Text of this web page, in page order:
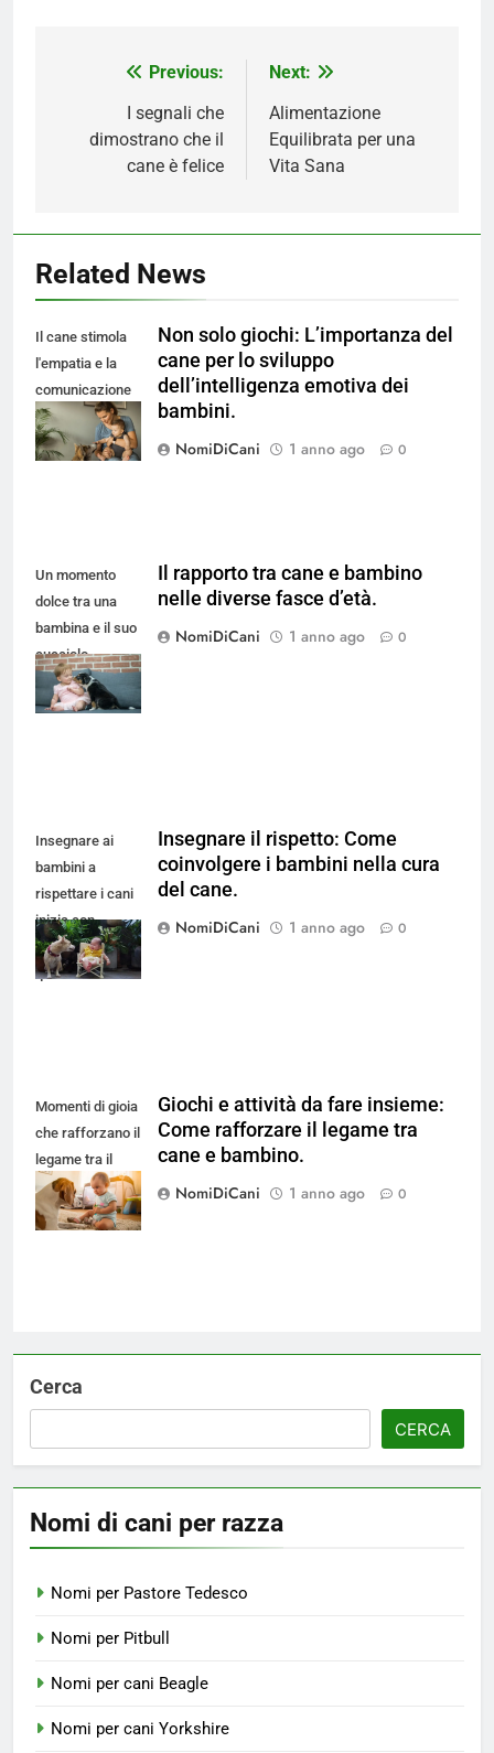
Navigazione
articoli
Previous:
I segnali che
dimostrano che il
cane è felice
Next:
Alimentazione
Equilibrata per una
Vita Sana
Related News
Il cane stimola
l'empatia e la
comunicazione
nei bambini fin
dalla nascita.
Non solo giochi: L’importanza del
cane per lo sviluppo
dell’intelligenza emotiva dei
bambini.
NomiDiCani
1 anno ago 0
Un momento
dolce tra una
bambina e il suo
cucciolo,
simbolo di
amicizia.
Il rapporto tra cane e bambino
nelle diverse fasce d’età.
NomiDiCani
1 anno ago 0
Insegnare ai
bambini a
rispettare i cani
inizia con
momenti come
questo.
Insegnare il rispetto: Come
coinvolgere i bambini nella cura
del cane.
NomiDiCani
1 anno ago 0
Momenti di gioia
che rafforzano il
legame tra il
cane e il
bambino.
Giochi e attività da fare insieme:
Come rafforzare il legame tra
cane e bambino.
NomiDiCani
1 anno ago 0
Cerca
CERCA
Nomi di cani per razza
Nomi per Pastore Tedesco
Nomi per Pitbull
Nomi per cani Beagle
Nomi per cani Yorkshire